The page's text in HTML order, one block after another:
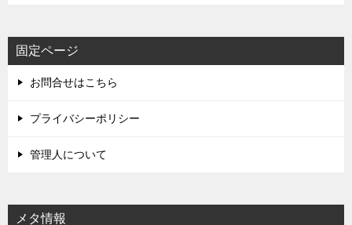
固定ページ
お問合せはこちら
プライバシーポリシー
管理人について
メタ情報